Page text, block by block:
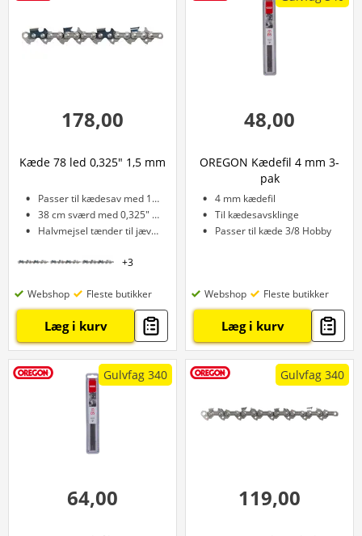
178,00
Kæde 78 led 0,325" 1,5 mm
Passer til kædesav med 18" sværd
38 cm sværd med 0,325" deling
Halvmejsel tænder til jævn skæring
+3
Webshop Fleste butikker
Læg i kurv
48,00
OREGON Kædefil 4 mm 3-
pak
4 mm kædefil
Til kædesavsklinge
Passer til kæde 3/8 Hobby
Webshop Fleste butikker
Læg i kurv
Gulvfag 340
64,00
Gulvfag 340
119,00